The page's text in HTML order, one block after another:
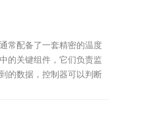
常配备了一套精密的温度
的关键组件，它们负责监
的数据，控制器可以判断